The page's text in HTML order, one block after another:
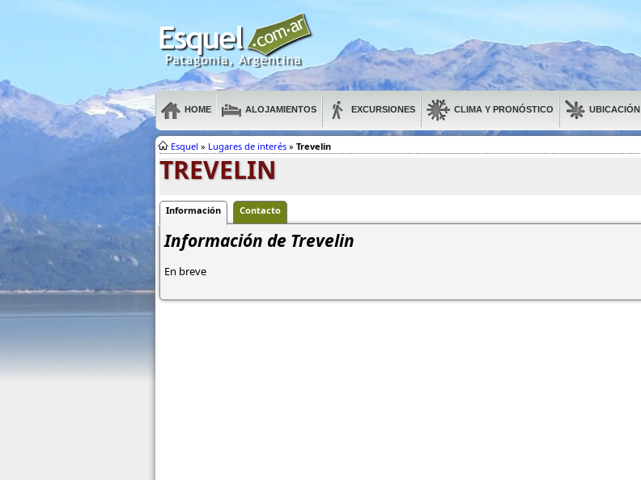
HOME ALOJAMIENTOS EXCURSIONES CLIMA Y PRONÓSTICO UBICACIÓN
Esquel » Lugares de interés » Trevelin
TREVELIN
Información Contacto
Información de Trevelin
En breve